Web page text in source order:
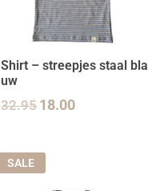
Shirt – streepjes staal bla
uw
32.9518.00
SALE